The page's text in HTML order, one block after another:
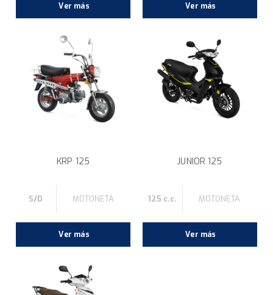
Ver más Ver más
KRP 125
S/D MOTONETA
Ver más
JUNIOR 125
125 c.c. MOTONETA
Ver más